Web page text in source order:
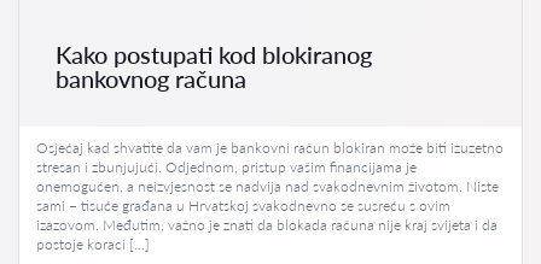
Kako postupati kod blokiranog
bankovnog računa
Osjećaj kad shvatite da vam je bankovni račun blokiran može biti izuzetno
stresan i zbunjujući. Odjednom, pristup vašim financijama je
onemogućen, a neizvjesnost se nadvija nad svakodnevnim životom. Niste
sami – tisuće građana u Hrvatskoj svakodnevno se susreću s ovim
izazovom. Međutim, važno je znati da blokada računa nije kraj svijeta i da
postoje koraci […]